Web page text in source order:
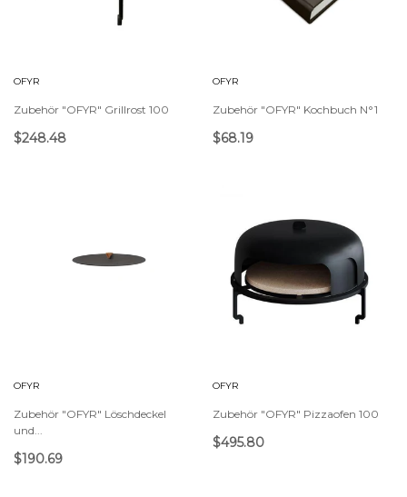
OFYR
Zubehör "OFYR" Grillrost 100
$248.48
OFYR
Zubehör "OFYR" Kochbuch N°1
$68.19
OFYR
Zubehör "OFYR" Löschdeckel
und...
$190.69
OFYR
Zubehör "OFYR" Pizzaofen 100
$495.80